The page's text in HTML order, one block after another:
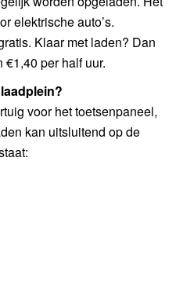
elektrische auto’s.
Klaar met laden? Dan
per half uur.
voor het toetsenpaneel,
kan uitsluitend op de